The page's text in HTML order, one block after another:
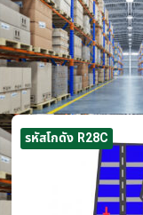
รหัสโกดัง R28C